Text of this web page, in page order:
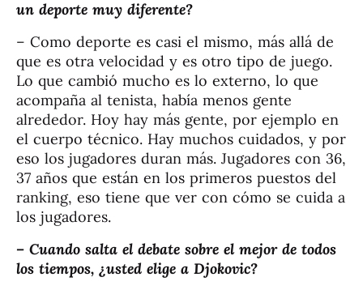
un deporte muy diferente?
– Como deporte es casi el mismo, más allá de
que es otra velocidad y es otro tipo de juego.
Lo que cambió mucho es lo externo, lo que
acompaña al tenista, había menos gente
alrededor. Hoy hay más gente, por ejemplo en
el cuerpo técnico. Hay muchos cuidados, y por
eso los jugadores duran más. Jugadores con 36,
37 años que están en los primeros puestos del
ranking, eso tiene que ver con cómo se cuida a
los jugadores.
– Cuando salta el debate sobre el mejor de todos
los tiempos, ¿usted elige a Djokovic?